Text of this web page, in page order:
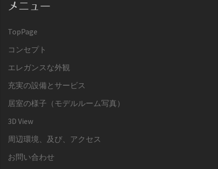
メニュー
TopPage
コンセプト
エレガンスな外観
充実の設備とサービス
居室の様子（モデルルーム写真）
3D View
周辺環境、及び、アクセス
お問い合わせ